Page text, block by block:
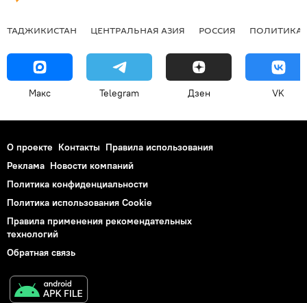
ТАДЖИКИСТАН ЦЕНТРАЛЬНАЯ АЗИЯ РОССИЯ ПОЛИТИКА
Макс Telegram Дзен VK
О проекте Контакты Правила использования
Реклама Новости компаний
Политика конфиденциальности
Политика использования Cookie
Правила применения рекомендательных
технологий
Обратная связь